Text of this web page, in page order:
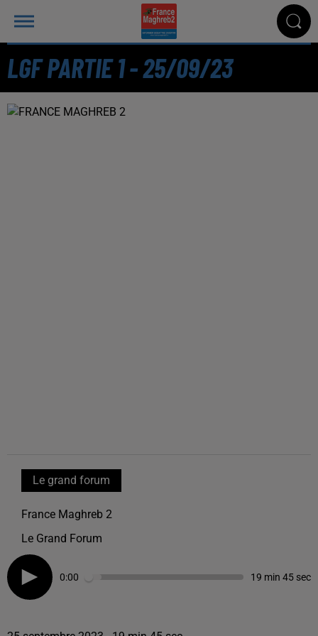
LGF PARTIE 1 - 25/09/23
Le grand forum
France Maghreb 2
Le Grand Forum
0:00 19 min 45 sec